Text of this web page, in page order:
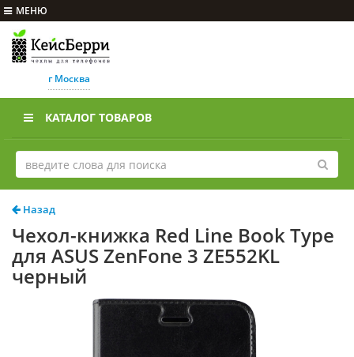
МЕНЮ
г Москва
КАТАЛОГ ТОВАРОВ
Назад
Чехол-книжка Red Line Book Type
для ASUS ZenFone 3 ZE552KL
черный